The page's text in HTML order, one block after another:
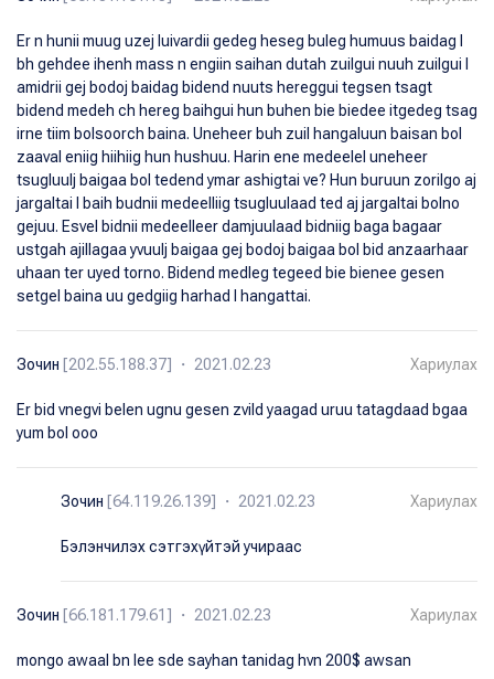
Er n hunii muug uzej luivardii gedeg heseg buleg humuus baidag l
bh gehdee ihenh mass n engiin saihan dutah zuilgui nuuh zuilgui l
amidrii gej bodoj baidag bidend nuuts hereggui tegsen tsagt
bidend medeh ch hereg baihgui hun buhen bie biedee itgedeg tsag
irne tiim bolsoorch baina. Uneheer buh zuil hangaluun baisan bol
zaaval eniig hiihiig hun hushuu. Harin ene medeelel uneheer
tsugluulj baigaa bol tedend ymar ashigtai ve? Hun buruun zorilgo aj
jargaltai l baih budnii medeelliig tsugluulaad ted aj jargaltai bolno
gejuu. Esvel bidnii medeelleer damjuulaad bidniig baga bagaar
ustgah ajillagaa yvuulj baigaa gej bodoj baigaa bol bid anzaarhaar
uhaan ter uyed torno. Bidend medleg tegeed bie bienee gesen
setgel baina uu gedgiig harhad l hangattai.
Зочин [202.55.188.37] ・ 2021.02.23 Хариулах
Er bid vnegvi belen ugnu gesen zvild yaagad uruu tatagdaad bgaa
yum bol ooo
Зочин [64.119.26.139] ・ 2021.02.23 Хариулах
Бэлэнчилэх сэтгэхүйтэй учираас
Зочин [66.181.179.61] ・ 2021.02.23 Хариулах
mongo awaal bn lee sde sayhan tanidag hvn 200$ awsan